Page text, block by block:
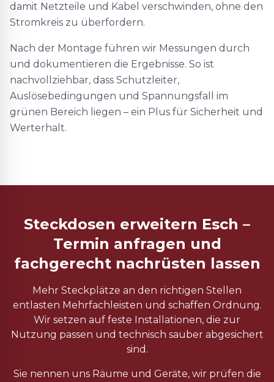
damit Netzteile und Kabel verschwinden, ohne den
Stromkreis zu überfordern.
Nach der Montage führen wir Messungen durch
und dokumentieren die Ergebnisse. So ist
nachvollziehbar, dass Schutzleiter,
Auslösebedingungen und Spannungsfall im
grünen Bereich liegen – ein Plus für Sicherheit und
Werterhalt.
Steckdosen erweitern Esch –
Termin anfragen und
fachgerecht nachrüsten lassen
Mehr Steckplätze an den richtigen Stellen
entlasten Mehrfachleisten und schaffen Ordnung.
Wir setzen auf feste Installationen, die zur
Nutzung passen und technisch sauber abgesichert
sind.
Sie nennen uns Räume und Geräte, wir prüfen die